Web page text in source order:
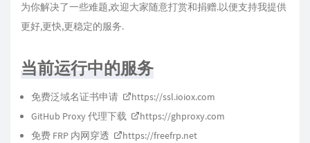
为你解决了一些难题,欢迎大家随意打赏和捐赠.以便支持我提供
更好,更快,更稳定的服务.
当前运行中的服务
免费泛域名证书申请
https://ssl.ioiox.com
GitHub Proxy 代理下载
https://ghproxy.com
免费 FRP 内网穿透
https://freefrp.net